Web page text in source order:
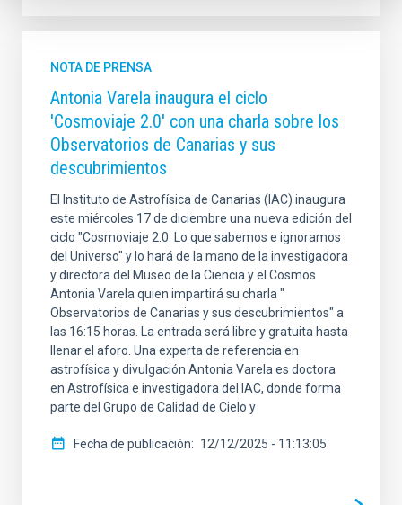
NOTA DE PRENSA
Antonia Varela inaugura el ciclo
'Cosmoviaje 2.0' con una charla sobre los
Observatorios de Canarias y sus
descubrimientos
El Instituto de Astrofísica de Canarias (IAC) inaugura
este miércoles 17 de diciembre una nueva edición del
ciclo "Cosmoviaje 2.0. Lo que sabemos e ignoramos
del Universo" y lo hará de la mano de la investigadora
y directora del Museo de la Ciencia y el Cosmos
Antonia Varela quien impartirá su charla "
Observatorios de Canarias y sus descubrimientos" a
las 16:15 horas. La entrada será libre y gratuita hasta
llenar el aforo. Una experta de referencia en
astrofísica y divulgación Antonia Varela es doctora
en Astrofísica e investigadora del IAC, donde forma
parte del Grupo de Calidad de Cielo y
Fecha de publicación 12/12/2025 - 11:13:05